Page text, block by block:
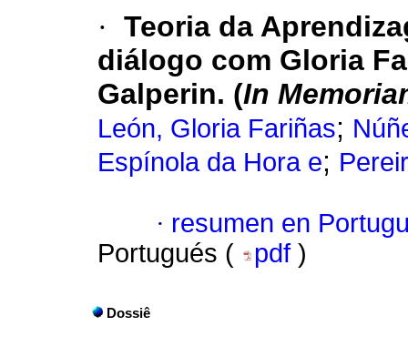
· Teoria da
diálogo com Gloria
Galperin. (In
León, Gloria Fariñas;
Espínola da Hora e;
· resumen en
Portugués (
pdf )
Dossiê